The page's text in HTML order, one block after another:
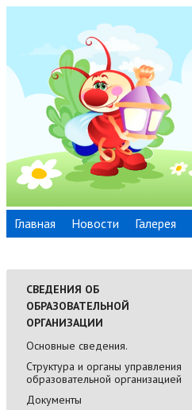
Главная Новости Галерея
СВЕДЕНИЯ ОБ
ОБРАЗОВАТЕЛЬНОЙ
ОРГАНИЗАЦИИ
Основные сведения.
Cтруктура и органы управления
образовательной организацией
Документы